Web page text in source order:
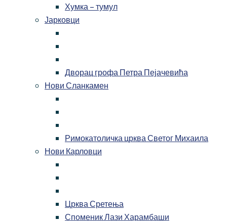
Хумка – тумул
Јарковци
Дворац грофа Петра Пејачевића
Нови Сланкамен
Римокатоличка црква Светог Михаила
Нови Карловци
Црква Сретења
Споменик Лази Харамбаши